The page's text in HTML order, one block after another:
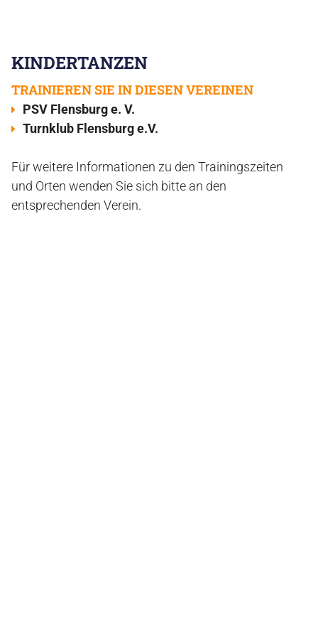
KINDERTANZEN
TRAINIEREN SIE IN DIESEN VEREINEN
PSV Flensburg e. V.
Turnklub Flensburg e.V.
Für weitere Informationen zu den Trainingszeiten
und Orten wenden Sie sich bitte an den
entsprechenden Verein.